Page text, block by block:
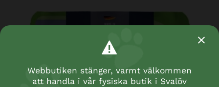
Webbutiken stänger, varmt välkommen
att handla i vår fysiska butik i Svalöv